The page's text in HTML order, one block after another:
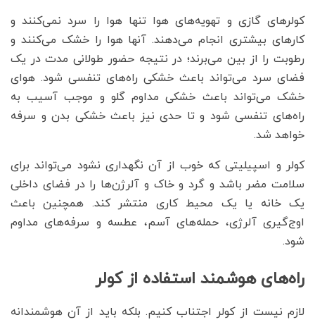
کولرهای گازی و تهویه‌های هوا تنها هوا را سرد نمی‌کنند و
کارهای بیشتری انجام می‌دهند. آنها هوا را خشک می‌کنند و
رطوبت را از بین می‌برند؛ در نتیجه حضور طولانی مدت در یک
فضای سرد می‌تواند باعث خشکی راه‌های تنفسی شود. هوای
خشک می‌تواند باعث خشکی مداوم گلو و موجب آسیب به
راه‌های تنفسی شود و تا حدی نیز باعث خشکی بدن و سرفه
خواهد شد.
کولر و اسپیلیتی که خوب از آن نگهداری نشود می‌تواند برای
سلامت مضر باشد و گرد و خاک و آلرژن‌ها را در فضای داخلی
یک خانه یا یک محیط کاری منتشر کند. همچنین باعث
اوج‌گیری آلرژی، حمله‌های آسم، عطسه و سرفه‌های مداوم
شود.
راه‌های هوشمند استفاده از کولر
لازم نیست از کولر اجتناب کنیم. بلکه باید از آن هوشمندانه